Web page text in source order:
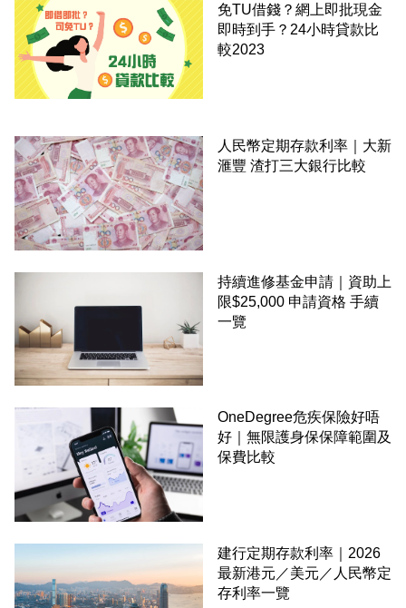
免TU借錢？網上即批現金
即時到手？24小時貸款比
較2023
人民幣定期存款利率｜大新
滙豐 渣打三大銀行比較
持續進修基金申請｜資助上
限$25,000 申請資格 手續
一覽
OneDegree危疾保險好唔
好｜無限護身保保障範圍及
保費比較
建行定期存款利率｜2026
最新港元／美元／人民幣定
存利率一覽